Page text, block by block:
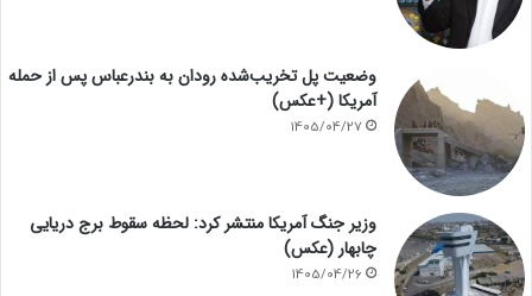
وضعیت پل تخریب‌شده رودان به بندرعباس پس از حمله
آمریکا (+عکس)
1405/04/27
وزیر جنگ آمریکا منتشر کرد: لحظه سقوط برج دریایی
چابهار (عکس)
1405/04/26